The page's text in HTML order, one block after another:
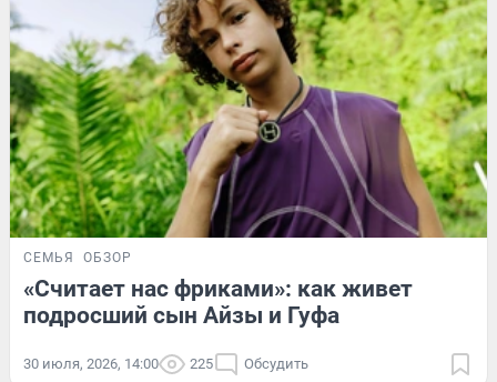
СЕМЬЯ ОБЗОР
«Считает нас фриками»: как живет
подросший сын Айзы и Гуфа
30 июля, 2026, 14:00 225 Обсудить